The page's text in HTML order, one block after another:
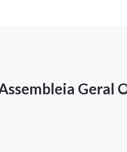
Geral